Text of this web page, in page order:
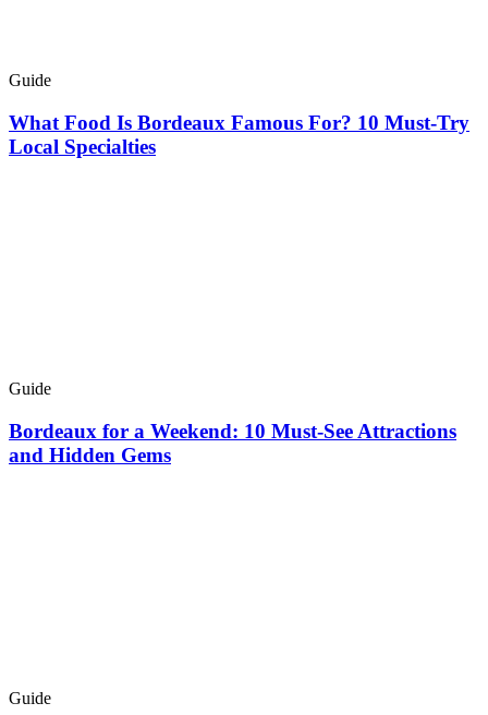
Guide
What Food Is Bordeaux Famous For? 10 Must-Try
Local Specialties
Guide
Bordeaux for a Weekend: 10 Must-See Attractions
and Hidden Gems
Guide